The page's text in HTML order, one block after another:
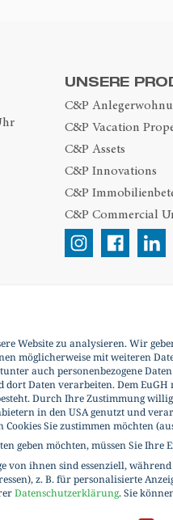
UNSERE
C&P
C&P Vacation
C&P Assets
C&P Innovations
C&P
C&P Commercial
Website zu analysieren. Wir
möglicherweise mit weiteren
auch personenbezogene
dort Daten verarbeiten. Dem
Durch Ihre Zustimmung
in den USA genutzt und
Sie zustimmen möchten
geben möchten, müssen Sie Ihre
ihnen sind essenziell,
z. B. für personalisierte
Datenschutzerklärung.Sie